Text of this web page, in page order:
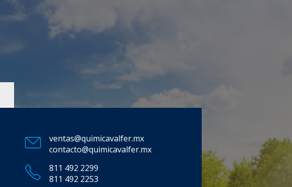
ventas@quimicavalfer.mx
contacto@quimicavalfer.mx
811 492 2299
811 492 2253